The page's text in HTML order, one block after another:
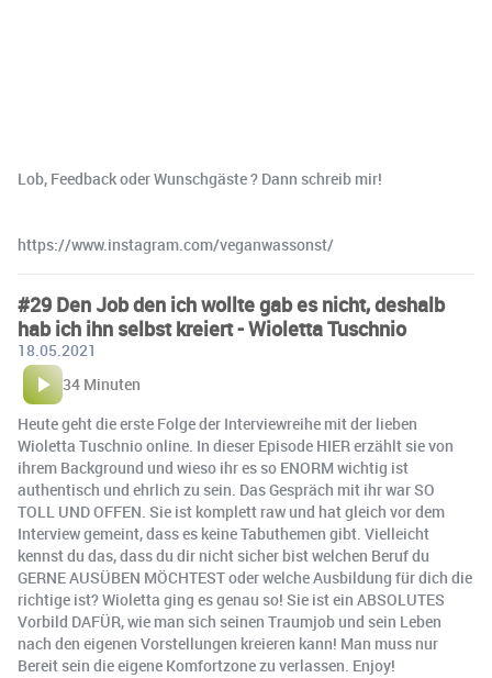
Lob, Feedback oder Wunschgäste ? Dann schreib mir!
https://www.instagram.com/veganwassonst/
#29 Den Job den ich wollte gab es nicht, deshalb
hab ich ihn selbst kreiert - Wioletta Tuschnio
18.05.2021
34 Minuten
Heute geht die erste Folge der Interviewreihe mit der lieben
Wioletta Tuschnio online. In dieser Episode HIER erzählt sie von
ihrem Background und wieso ihr es so ENORM wichtig ist
authentisch und ehrlich zu sein. Das Gespräch mit ihr war SO
TOLL UND OFFEN. Sie ist komplett raw und hat gleich vor dem
Interview gemeint, dass es keine Tabuthemen gibt. Vielleicht
kennst du das, dass du dir nicht sicher bist welchen Beruf du
GERNE AUSÜBEN MÖCHTEST oder welche Ausbildung für dich die
richtige ist? Wioletta ging es genau so! Sie ist ein ABSOLUTES
Vorbild DAFÜR, wie man sich seinen Traumjob und sein Leben
nach den eigenen Vorstellungen kreieren kann! Man muss nur
Bereit sein die eigene Komfortzone zu verlassen. Enjoy!